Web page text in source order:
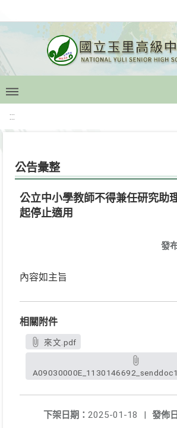
:::
公告彙整
公立中小學教師不得兼任研究助
起停止適用
發
內容如主旨
相關附件
來文.pdf
發佈
下架日期： 2025-01-18
|